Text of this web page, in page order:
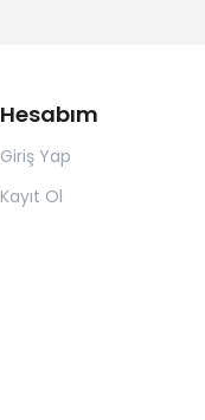
Hesabım
Giriş Yap
Kayıt Ol